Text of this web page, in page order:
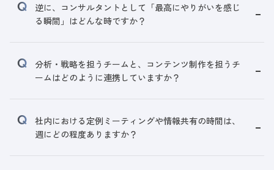
逆に、コンサルタントとして「最高にやりがいを感じ
る瞬間」はどんな時ですか？
分析・戦略を担うチームと、コンテンツ制作を担うチ
ームはどのように連携していますか？
社内における定例ミーティングや情報共有の時間は、
週にどの程度ありますか？